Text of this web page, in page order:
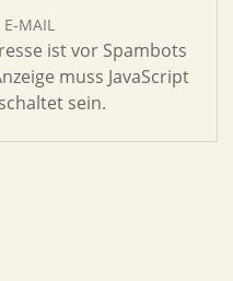
E-MAIL
ist vor Spambots
muss JavaScript
sein.